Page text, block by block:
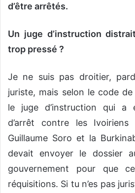
d’être arrêtés.
Un juge d’instruction
trop pressé ?
Je ne suis pas droitier,
juriste, mais selon le code
le juge d’instruction qui a
d’arrêt contre les Ivoiriens
Guillaume Soro et la
devait envoyer le dossier
gouvernement pour que
réquisitions. Si tu n’es pas